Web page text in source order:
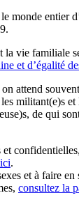
monde entier
vie
et d’égalité
de qui
.
et à faire
consultez la